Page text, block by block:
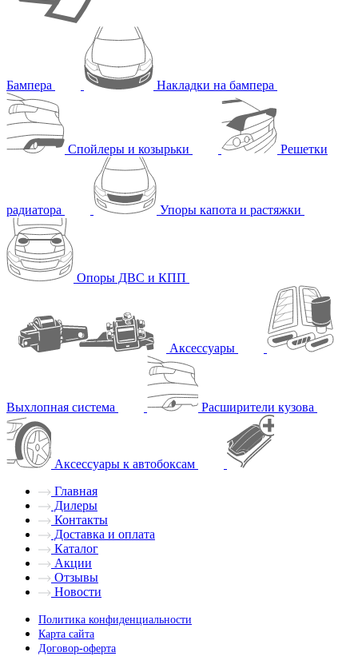
Бампера Накладки на бампера
Спойлеры и козырьки Решетки
радиатора Упоры капота и растяжки
Опоры ДВС и КПП
Аксессуары
Выхлопная система Расширители кузова
Аксессуары к автобоксам
Главная
Дилеры
Контакты
Доставка и оплата
Каталог
Акции
Отзывы
Новости
Политика конфиденциальности
Карта сайта
Договор-оферта